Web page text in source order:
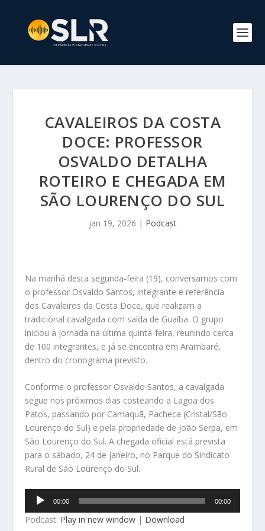
CAVALEIROS DA COSTA
DOCE: PROFESSOR
OSVALDO DETALHA
ROTEIRO E CHEGADA EM
SÃO LOURENÇO DO SUL
jan 19, 2026 | Podcast
Na manhã desta segunda-feira (19), conversamos com
o professor Osvaldo Santos, integrante e referência
dos Cavaleiros da Costa Doce, que realizam a
tradicional cavalgada com saída de Guaíba. O grupo
iniciou a jornada na última quinta-feira, reunindo cerca
de 100 integrantes, e já se encontra em Arambaré,
dentro do cronograma previsto.
Conforme o professor Osvaldo Santos, a cavalgada
segue nos próximos dias costeando a Lagoa dos
Patos, passando por Camaquã, Pacheca (Cristal/São
Lourenço do Sul) e pela propriedade de João Serpa, em
São Lourenço do Sul. A chegada oficial está prevista
para o sábado, 24 de janeiro, no Parque do Sindicato
Rural de São Lourenço do Sul.
Tocador
áudio
00:00 00:00
Podcast: Play in new window | Download